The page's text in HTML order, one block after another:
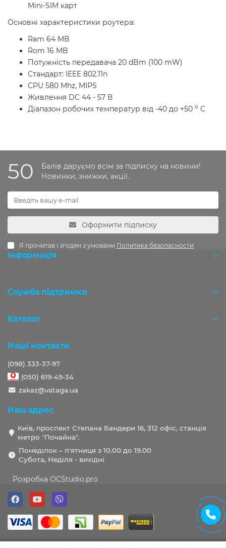
Mini-SIM карт
Основні характеристики роутера:
Ram 64 MB
Rom 16 MB
Потужність передавача 20 dBm (100 mW)
Стандарт: IEEE 802.11n
CPU 580 Mhz, MIPS
Живлення DC 44 - 57 В
Діапазон робочих температур від -40 до +50 о С
50
Балів даруємо всім за підписку на новини!
Новинки, знижки, акції.
Оформити підписку
Я прочитав і згоден з умовами Политика безопасности
Інформація
Служба підтримки
Каталог
Наші контакти
(098) 333-37-97
(050) 619-49-34
zakaz@vataga.ua
Наш адрес
Київ, проспект Степана Бандери 16, 312 офіс, станція
метро "Почайна".
Понеділок – п'ятниця з 10.00 до 19.00
Субота, Неділя - вихідні
Розробка OCStudio.pro